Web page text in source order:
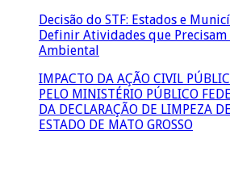
Decisão do STF: Estados e
Definir Atividades que Precisam
Ambiental
IMPACTO DA AÇÃO CIVIL
PELO MINISTÉRIO PÚBLICO
DA DECLARAÇÃO DE LIMPEZA
ESTADO DE MATO GROSSO